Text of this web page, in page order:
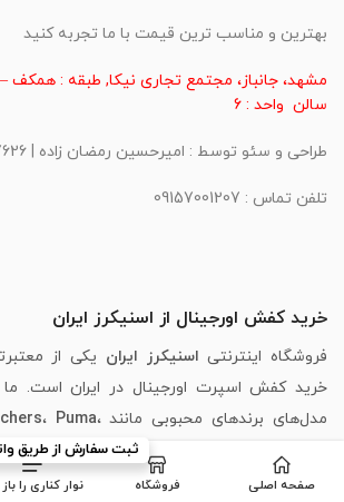
بهترین و مناسب ترین قیمت با ما تجربه کنید
مشهد، جانباز، مجتمع تجاری نیکا, طبقه : همکف
سالن واحد : 6
طراحی و سئو توسط : امیرحسین رمضان زاده | 09216007626 ( نکسورا )
تلفن تماس : 09157001207
خرید کفش اورجینال از اسنیکرز ایران
فروشگاه اینترنتی اسنیکرز ایران یکی از
خرید کفش اسپرت اورجینال در ایران است. ما
مدل‌های برندهای محبوبی مانند
، Puma،
New Balance
، تجربه‌ای مطمئن،
اینترنتی کفش را برای شما فراهم کرده‌ایم.
صفحه اصلی فروشگاه
ثبت سفارش از طریق